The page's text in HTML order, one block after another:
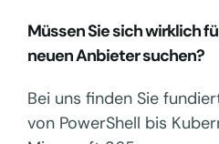
Müssen Sie sich wirklich
neuen Anbieter suchen?
Bei uns finden Sie
von PowerShell bis